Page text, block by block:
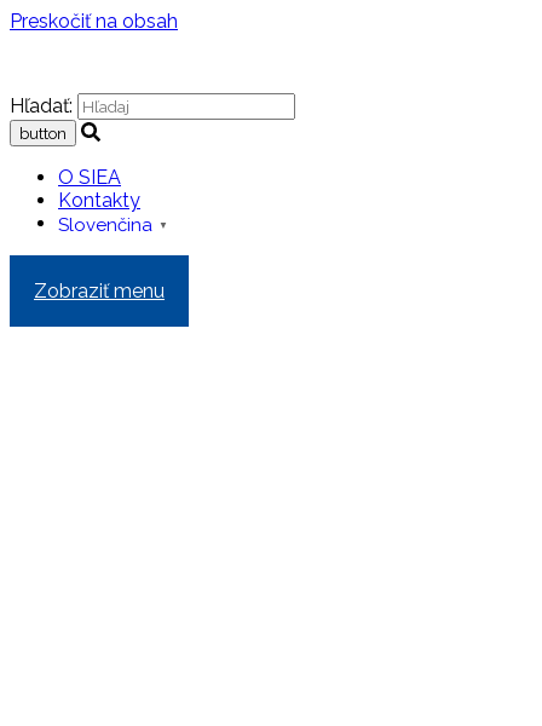
Preskočiť na obsah
Hľadať:
O SIEA
Kontakty
Slovenčina ▼
Zobraziť menu